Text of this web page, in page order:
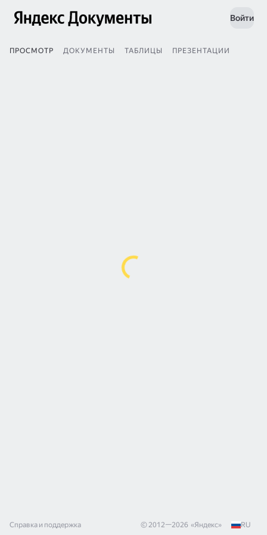
Войти
ПРОСМОТР ДОКУМЕНТЫ ТАБЛИЦЫ ПРЕЗЕНТАЦИИ
Справка и поддержка © 2012—2026 «Яндекс» RU